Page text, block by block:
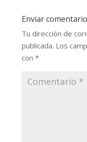
Enviar comentario
Tu dirección de
publicada. Los
con *